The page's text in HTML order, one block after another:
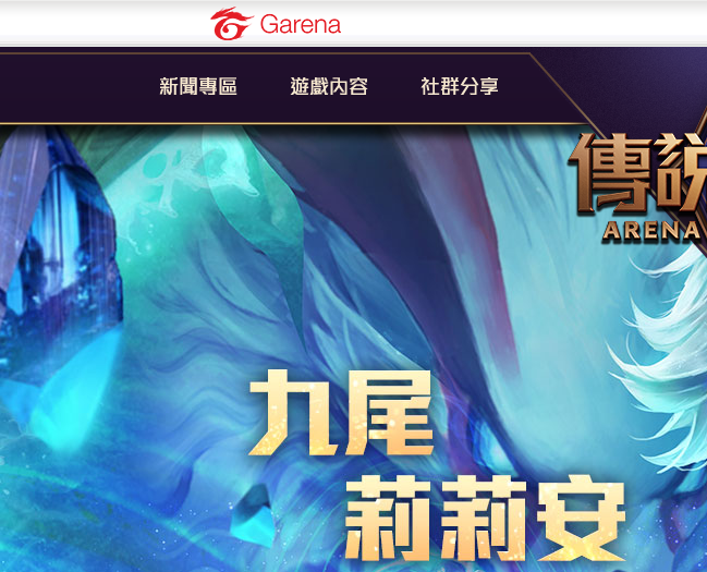
公告
活動
系統
賽事
教學
攻略
遊戲簡介
英雄列表
裝備列表
奧義列表
挑戰者技能
官方粉絲團
YouTube